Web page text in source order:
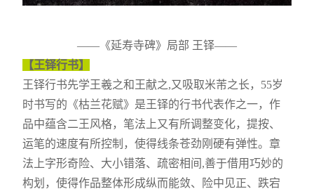
——《延寿寺碑》局部 王铎——
【王铎行书】
王铎行书先学王羲之和王献之,又吸取米芾之长，55岁
时书写的《枯兰花赋》是王铎的行书代表作之一，作
品中蕴含二王风格，笔法上又有所调整变化，提按、
运笔的速度有所控制，使得线条苍劲刚硬有弹性。章
法上字形奇险、大小错落、疏密相间,善于借用巧妙的
构划，使得作品整体形成纵而能敛、险中见正、跌宕